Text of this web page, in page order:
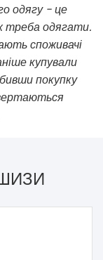
одягу - це
треба одягати.
споживачі
купували
покупку